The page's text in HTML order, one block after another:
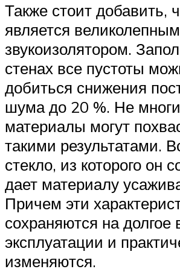
Также стоит добавить,
является великолепным
звукоизолятором.
стенах все пустоты
добиться снижения
шума до 20 %. Не
материалы могут
такими результатами.
стекло, из которого он
дает материалу
Причем эти
сохраняются на долгое
эксплуатации и
изменяются.